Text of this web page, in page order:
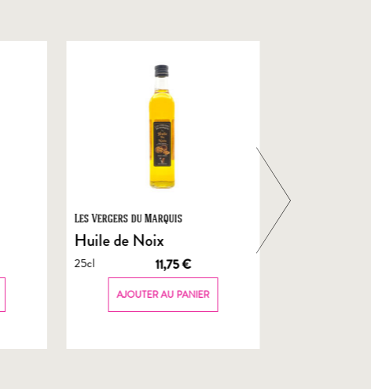
Les Vergers du Marquis
Huile de Noix
25cl 11,75€
AJOUTER AU PANIER